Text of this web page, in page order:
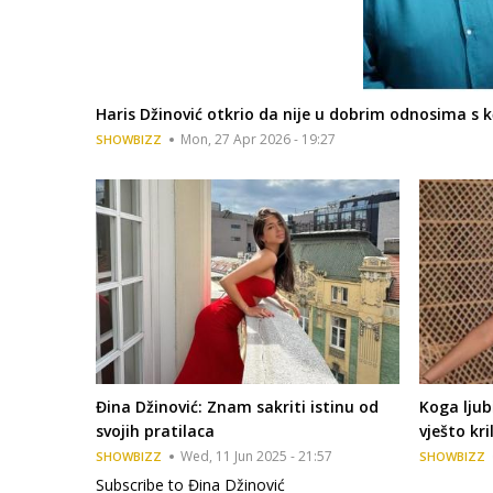
Haris Džinović otkrio da nije u dobrim odnosima s
SHOWBIZZ Mon, 27 Apr 2026 - 19:27
Đina Džinović: Znam sakriti istinu od
svojih pratilaca
SHOWBIZZ Wed, 11 Jun 2025 - 21:57
Koga
vješto
SHOWBIZZ
Subscribe to Đina Džinović